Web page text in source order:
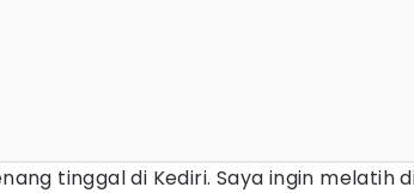
tinggal di Kediri. Saya ingin melatih